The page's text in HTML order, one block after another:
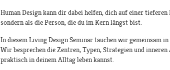
Human Design kann dir dabei helfen, dich auf einer
sondern als die Person, die du im Kern längst bist.
In diesem Living Design Seminar tauchen wir gemeinsam
Wir besprechen die Zentren, Typen, Strategien und
praktisch in deinem Alltag leben kannst.